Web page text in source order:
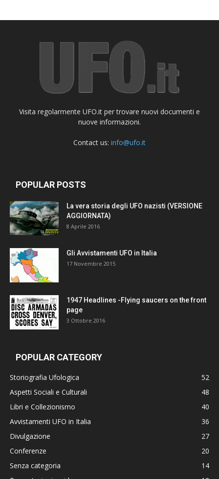
Visita regolarmente UFO.it per trovare nuovi documenti e
nuove informazioni.
Contact us: info@ufo.it
POPULAR POSTS
La vera storia degli UFO nazisti (VERSIONE
AGGIORNATA)
8 Aprile 2016
Gli Avvistamenti UFO in Italia
17 Novembre 2015
1947 Headlines -Flying saucers on the front
page
3 Ottobre 2016
POPULAR CATEGORY
Storiografia Ufologica
52
Aspetti Sociali e Culturali
48
Libri e Collezionismo
40
Avvistamenti UFO in Italia
36
Divulgazione
27
Conferenze
20
Senza categoria
14